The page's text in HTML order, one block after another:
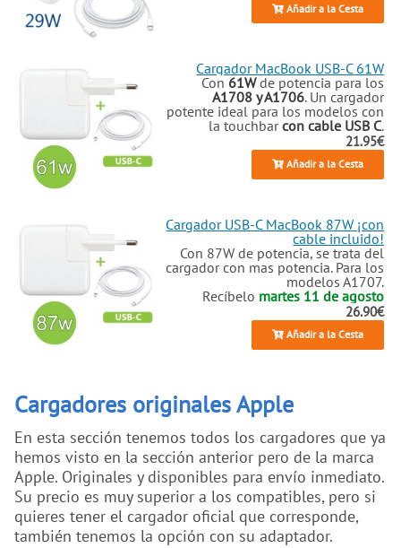
Añadir a la Cesta
Cargador MacBook USB-C 61W
Con 61Wde potencia para los
A1708 y A1706. Un cargador
potente ideal para los modelos con
la touchbarcon cable USB C.
21.95€
Añadir a la Cesta
Cargador USB-C MacBook 87W ¡con
cable incluido!
Con 87W de potencia, se trata del
cargador con mas potencia. Para los
modelos A1707.
Recíbelo martes 11 de agosto
26.90€
Añadir a la Cesta
Cargadores originales Apple
En esta sección tenemos todos los cargadores que ya
hemos visto en la sección anterior pero de la marca
Apple. Originales y disponibles para envío inmediato.
Su precio es muy superior a los compatibles, pero si
quieres tener el cargador oficial que corresponde,
también tenemos la opción con su adaptador.